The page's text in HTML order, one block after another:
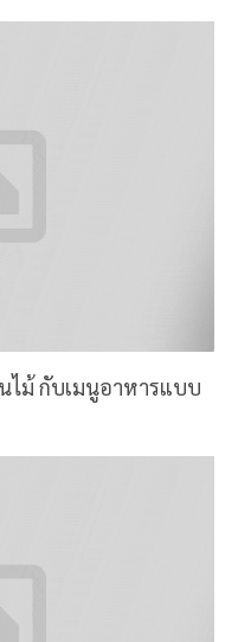
ไม้ กับเมนูอาหารแบบ